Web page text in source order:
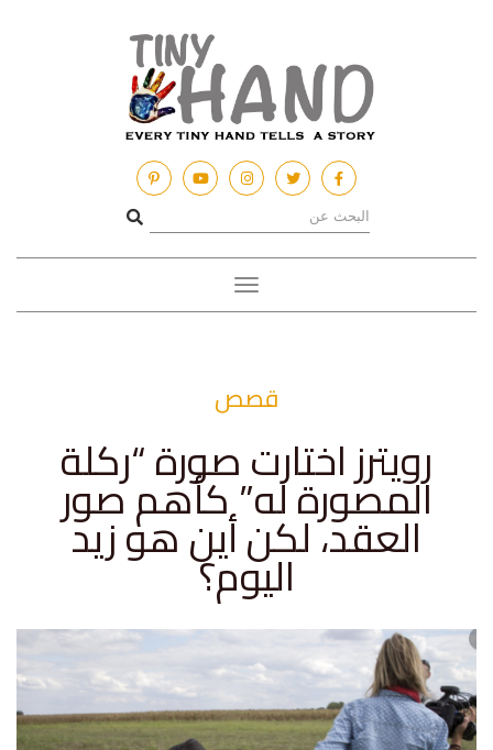
Toggle
navigation
قصص
رويترز اختارت صورة “ركلة
المصورة له” كأهم صور
العقد، لكن أين هو زيد
اليوم؟